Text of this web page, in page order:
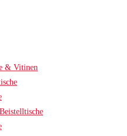
& Vitinen